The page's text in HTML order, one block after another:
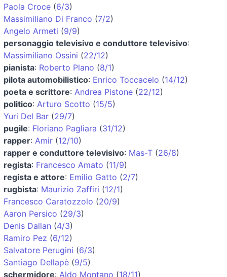
Paola Croce (6/3)
Massimiliano Di Franco (7/2)
Angelo Armeti (9/9)
personaggio televisivo e conduttore televisivo:
Massimiliano Ossini (22/12)
pianista: Roberto Plano (8/1)
pilota automobilistico: Enrico Toccacelo (14/12)
poeta e scrittore: Andrea Pistone (22/12)
politico: Arturo Scotto (15/5)
Yuri Del Bar (29/7)
pugile: Floriano Pagliara (31/12)
rapper: Amir (12/10)
rapper e conduttore televisivo: Mas-T (26/8)
regista: Francesco Amato (11/9)
regista e attore: Emilio Gatto (2/7)
rugbista: Maurizio Zaffiri (12/1)
Francesco Caratozzolo (20/9)
Aaron Persico (29/3)
Denis Dallan (4/3)
Ramiro Pez (6/12)
Salvatore Perugini (6/3)
Santiago Dellapè (9/5)
schermidore: Aldo Montano (18/11)